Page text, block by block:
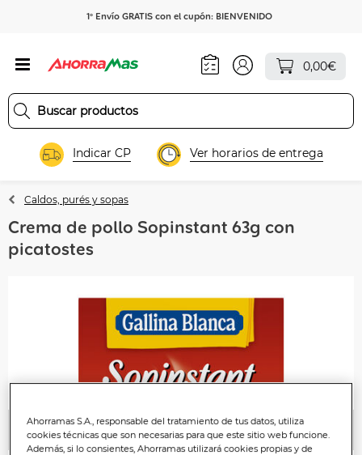
1º Envío GRATIS con el cupón: BIENVENIDO
0,00€
Indicar CP Ver horarios de entrega
Caldos, purés y sopas
Crema de pollo Sopinstant 63g con
picatostes
Anterior
Ahorramas S.A., responsable del tratamiento de tus datos, utiliza
cookies técnicas que son necesarias para que este sitio web funcione.
Además, si lo consientes, Ahorramas utilizará cookies propias y de